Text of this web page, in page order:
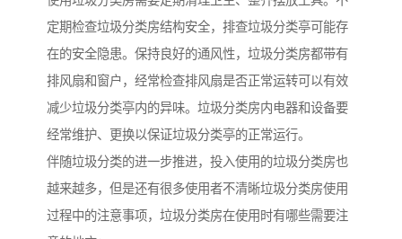
定期检查垃圾分类房结构安全，排查垃圾分类亭可能存
在的安全隐患。保持良好的通风性，垃圾分类房都带有
排风扇和窗户，经常检查排风扇是否正常运转可以有效
减少垃圾分类亭内的异味。垃圾分类房内电器和设备要
经常维护、更换以保证垃圾分类亭的正常运行。
伴随垃圾分类的进一步推进，投入使用的垃圾分类房也
越来越多，但是还有很多使用者不清晰垃圾分类房使用
过程中的注意事项，垃圾分类房在使用时有哪些需要注